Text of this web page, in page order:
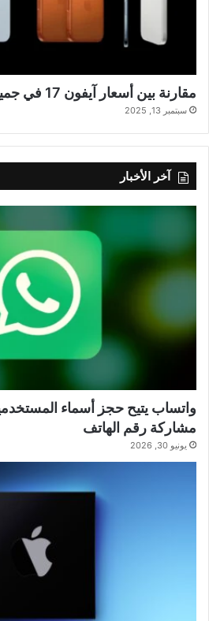
مقارنة بين أسعار آيفون 17 في جميع الدول العربية
سبتمبر 13, 2025
آخر الأخبار
واتساب يتيح حجز أسماء
مشاركة رقم الهاتف
يونيو 30, 2026